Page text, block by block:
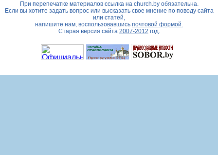
При перепечатке материалов ссылка на church.byобязательна.
Если вы хотите задать вопрос или высказать свое мнение по поводу сайта
или статей,
напишите нам, воспользовавшись почтовой формой.
Старая версия сайта 2007-2012 год.